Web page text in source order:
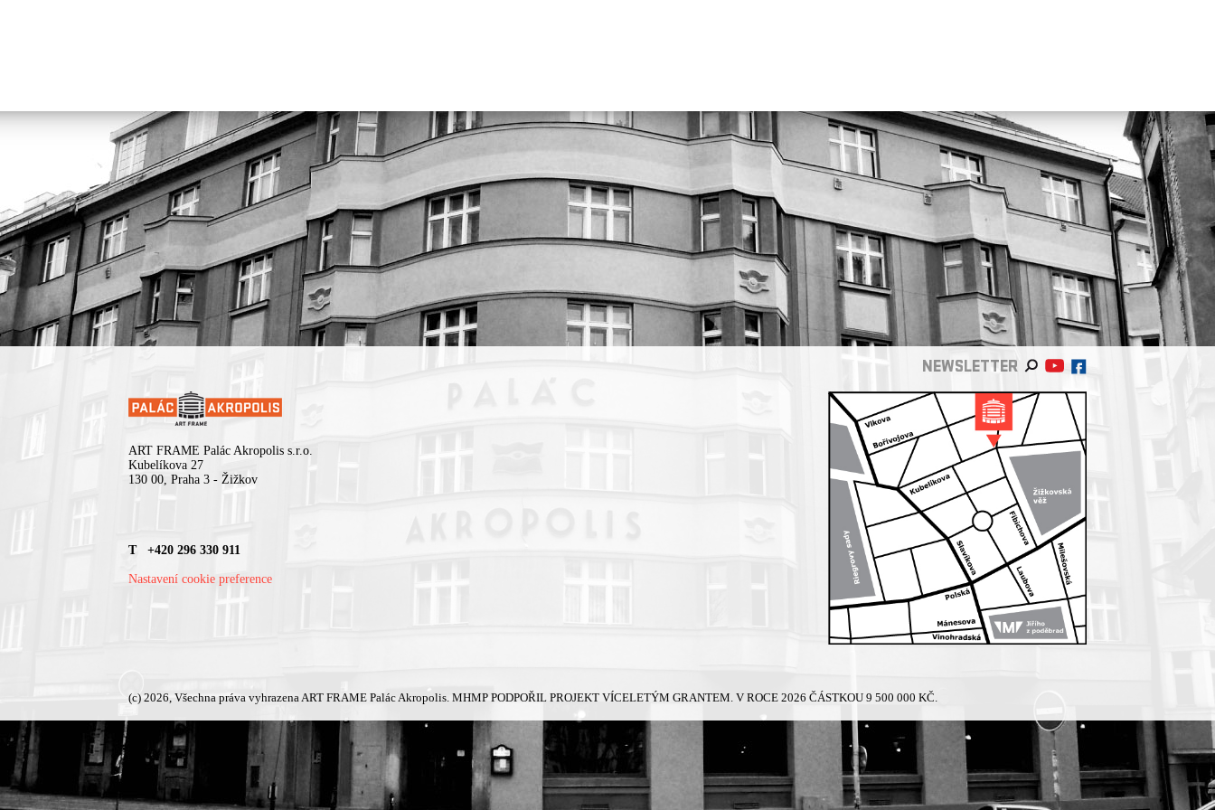
NEWSLETTER
ART FRAME Palác Akropolis s.r.o.
Kubelíkova 27
130 00, Praha 3 - Žižkov
T +420 296 330 911
Nastavení cookie preference
(c) 2026, Všechna práva vyhrazena ART FRAME Palác Akropolis. MHMP PODPOŘIL PROJEKT VÍCELETÝM GRANTEM. V ROCE 2026 ČÁSTKOU 9 500 000 KČ.